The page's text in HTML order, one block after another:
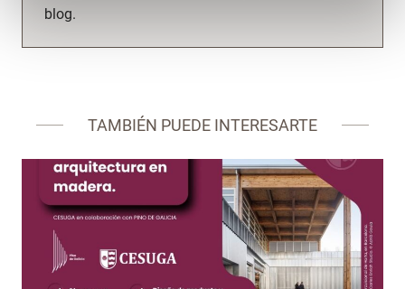
blog.
TAMBIÉN PUEDE INTERESARTE